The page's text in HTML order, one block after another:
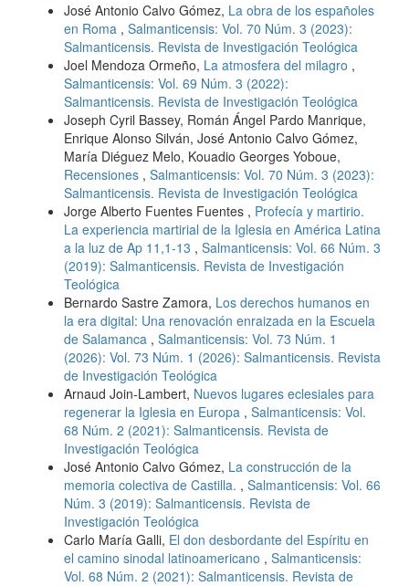
José Antonio Calvo Gómez, La obra de los españoles
en Roma , Salmanticensis: Vol. 70 Núm. 3 (2023):
Salmanticensis. Revista de Investigación Teológica
Joel Mendoza Ormeño, La atmosfera del milagro ,
Salmanticensis: Vol. 69 Núm. 3 (2022):
Salmanticensis. Revista de Investigación Teológica
Joseph Cyril Bassey, Román Ángel Pardo Manrique,
Enrique Alonso Silván, José Antonio Calvo Gómez,
María Diéguez Melo, Kouadio Georges Yoboue,
Recensiones , Salmanticensis: Vol. 70 Núm. 3 (2023):
Salmanticensis. Revista de Investigación Teológica
Jorge Alberto Fuentes Fuentes , Profecía y martirio.
La experiencia martirial de la Iglesia en América Latina
a la luz de Ap 11,1-13 , Salmanticensis: Vol. 66 Núm. 3
(2019): Salmanticensis. Revista de Investigación
Teológica
Bernardo Sastre Zamora, Los derechos humanos en
la era digital: Una renovación enraizada en la Escuela
de Salamanca , Salmanticensis: Vol. 73 Núm. 1
(2026): Vol. 73 Núm. 1 (2026): Salmanticensis. Revista
de Investigación Teológica
Arnaud Join-Lambert, Nuevos lugares eclesiales para
regenerar la Iglesia en Europa , Salmanticensis: Vol.
68 Núm. 2 (2021): Salmanticensis. Revista de
Investigación Teológica
José Antonio Calvo Gómez, La construcción de la
memoria colectiva de Castilla. , Salmanticensis: Vol. 66
Núm. 3 (2019): Salmanticensis. Revista de
Investigación Teológica
Carlo María Galli, El don desbordante del Espíritu en
el camino sinodal latinoamericano , Salmanticensis:
Vol. 68 Núm. 2 (2021): Salmanticensis. Revista de